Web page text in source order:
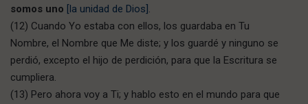
somos uno [la unidad de Dios]
(12) Cuando Yo estaba con ellos, los guardaba en Tu
Nombre, el Nombre que Me diste; y los guardé y ninguno se
perdió, excepto el hijo de perdición, para que la Escritura se
cumpliera.
(13) Pero ahora voy a Ti; y hablo esto en el mundo para que